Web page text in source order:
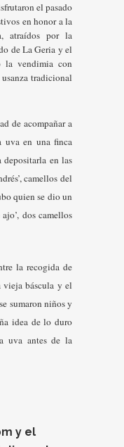
el pasado
en honor a la
atraídos por la
de La Geria y el
la vendimia con
tradicional
de acompañar a
uva en una finca
en las
camellos del
quien se dio un
dos camellos
la recogida de
vieja báscula y el
sumaron niños y
idea de lo duro
uva antes de la
y el